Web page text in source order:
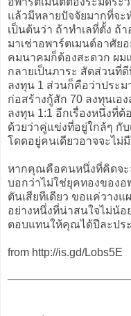
แล้วมีหลายปัจจัยมากที่จะ
เป็นต้นว่า ถ้าทำเลที่ตั้ง
มาเช่าอพาร์ตเมนต์อาศัย
คมนาคมก็ต้องสะดวก ผม
กลายเป็นภาระ สัดส่วนที่
ลงทุน 1 ส่วนก็คือว่าประม
ก่อสร้างกู้สัก 70 ลงทุนเอ
ลงทุน 1:1 อีกเรื่องหนึ่งที่
ด้วยว่าคู่แข่งที่อยู่ใกล้ๆ กับ
โดดอยู่คนเดียวอาจจะไม่
หากคุณคือคนหนึ่งที่คิดจะ
บอกว่าไม่ใช่ยุคทองของ
ตันเสียทีเดียว ขอแค่วาง
อย่างหนึ่งที่น่าสนใจไม่น้อ
ตอบแทนให้คุณได้ปีละปร
from http://is.gd/Lobs5E